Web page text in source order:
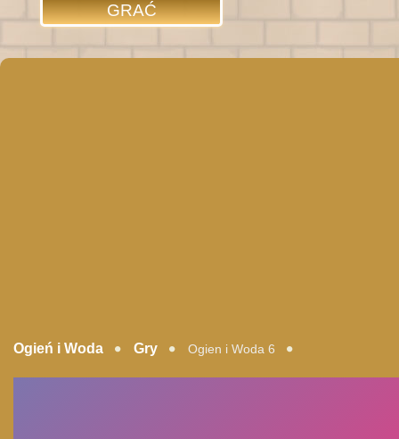
GRAĆ
Ogień i Woda Gry Ogien i Woda 6